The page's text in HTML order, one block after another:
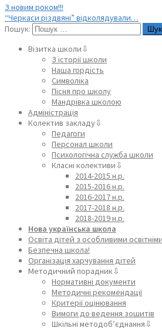
З новим роком!!!
“Черкаси різдвяні” відколядували…
Пошук:
Візитка школи⇩
З історії школи
Наша гордість
Символіка
Пісня про школу
Мандрівка школою
Адміністрація
Колектив закладу⇩
Педагоги
Персонал школи
Психологічна служба школи
Класні колективи⇩
2014-2015 н.р.
2015-2016 н.р.
2016-2017 н.р.
2017-2018 н.р.
2018-2019 н.р.
Нова українська школа
Освіта дітей з особливими
Безпечна школа!
Організація харчування дітей
Методичний порадник⇩
Нормативні документи
Методичні рекомендації
Критерії оцінювання
Вимоги до ведення зошитів
Шкільні методоб’єднання⇩